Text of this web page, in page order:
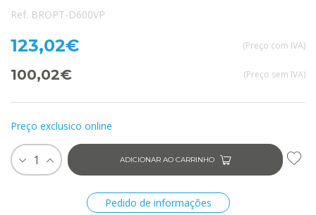
Ref. BROPT-D600VP
123,02€ (Preço com IVA)
100,02€ (Preço sem IVA)
Preço exclusico online
1 ADICIONAR AO CARRINHO
Pedido de informações